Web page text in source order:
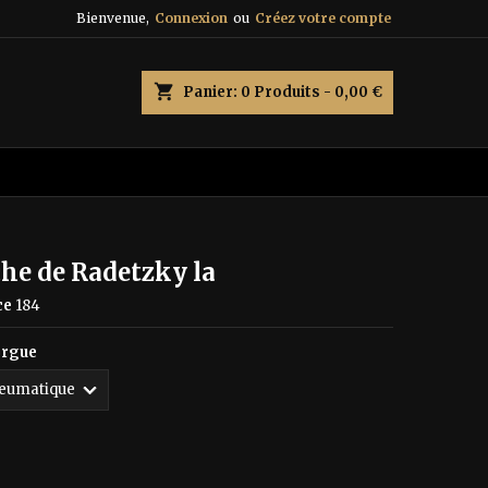
Bienvenue, Connexion ou Créez votre compte
shopping_cart Panier: 0 Produits - 0,00 €
de Radetzky la
184